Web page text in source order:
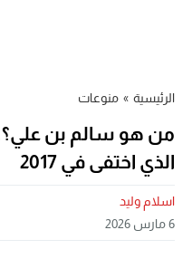
الرئيسية » منوعات
من هو سالم بن
الذي اختفى في 2017
اسلام وليد
6 مارس 2026